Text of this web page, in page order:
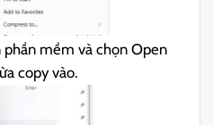
phần mềm và chọn Open
copy vào.